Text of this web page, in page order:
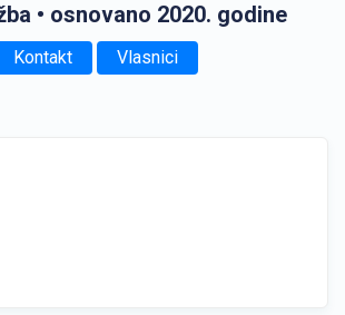
• osnovano 2020. godine
Kontakt Vlasnici